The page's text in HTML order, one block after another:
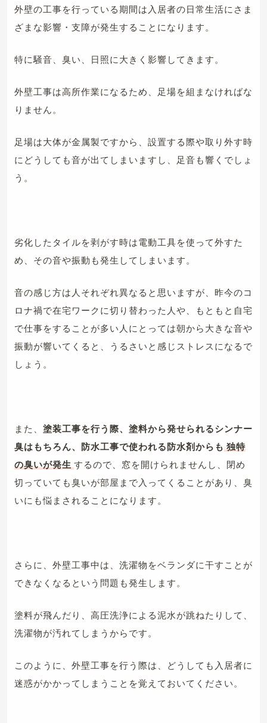
外壁の工事を行っている期間は入居者の日常生活にさま
ざまな影響・支障が発生することになります。
特に騒音、臭い、日照に大きく影響してきます。
外壁工事は高所作業になるため、足場を組まなければな
りません。
足場は大体が金属製ですから、設置する際や取り外す時
にどうしても音が出てしまいますし、足音も響くでしょ
う。
劣化したタイルを剥がす時は電動工具を使って外すた
め、その音や振動も発生してしまいます。
音の感じ方は人それぞれ異なると思いますが、昨今のコ
ロナ禍で在宅ワークに切り替わった人や、もともと自宅
で仕事をすることが多い人にとっては朝から大きな音や
振動が響いてくると、うるさいと感じストレスになるで
しょう。
また、 塗装工事を行う際、塗料から発せられるシンナー
臭はもちろん、防水工事で使われる防水剤からも 独特
の臭いが発生 するので、窓を開けられませんし、閉め
切っていても臭いが部屋まで入ってくることがあり、臭
いにも悩まされることになります。
さらに、外壁工事中は、洗濯物をベランダに干すことが
できなくなるという問題も発生します。
塗料が飛んだり、高圧洗浄による泥水が跳ねたりして、
洗濯物が汚れてしまうからです。
このように、外壁工事を行う際は、どうしても入居者に
迷惑がかかってしまうことを覚えておいてください。